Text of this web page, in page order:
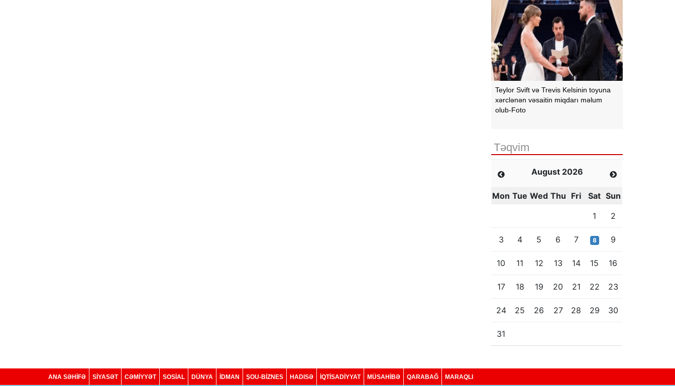
Teylor Svift və Trevis Kelsinin toyuna
xərclənən vəsaitin miqdarı məlum
olub-Foto
Təqvim
August 2026
Mon Tue Wed Thu Fri Sat Sun
1
2
3 4 5 6 7 8 9
10 11 12 13 14 15 16
17 18 19 20 21 22 23
24 25 26 27 28 29 30
31
ANA SƏHİFƏ SİYASƏT CƏMİYYƏT SOSIAL DÜNYA İDMAN ŞOU-BİZNES HADISƏ İQTISADIYYAT MÜSAHİBƏ QARABAĞ MARAQLI